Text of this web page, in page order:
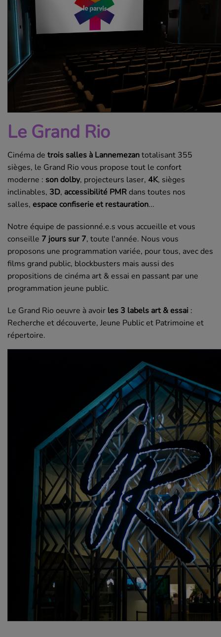
Le Grand Rio
Cinéma de trois salles à Lannemezantotalisant 355
sièges, le Grand Rio vous propose tout le confort
moderne : son dolby, projecteurs laser, 4K, sièges
inclinables, 3D, accessibilité PMRdans toutes nos
salles, espace confiserie et restauration...
Notre équipe de passionné.e.s vous accueille et vous
conseille 7 jours sur 7, toute l'année. Nous vous
proposons une programmation variée, pour tous, avec des
films grand public, blockbusters mais aussi des
propositions de cinéma art & essai en passant par une
programmation jeune public.
Le Grand Rio oeuvre à avoir les 3 labels art & essai :
Recherche et découverte, Jeune Public et Patrimoine et
répertoire.